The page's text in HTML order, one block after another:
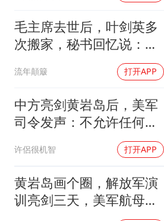
毛主席去世后，叶剑英多
次搬家，秘书回忆说：有
流年顛簸 打开APP
中方亮剑黄岩岛后，美军
司令发声：不允许任何国
许侶很机智 打开APP
黄岩岛画个圈，解放军演
训亮剑三天，美军航母从